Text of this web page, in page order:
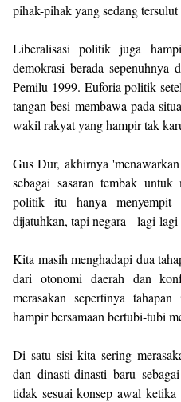
pihak-pihak yang sedang
Liberalisasi politik juga
demokrasi berada sepenuhnya
Pemilu 1999. Euforia politik
tangan besi membawa pada
wakil rakyat yang hampir tak
Gus Dur, akhirnya
sebagai sasaran tembak
politik itu hanya
dijatuhkan, tapi negara --lagi-
Kita masih menghadapi dua
dari otonomi daerah dan
merasakan sepertinya
hampir bersamaan bertubi-tubi
Di satu sisi kita sering
dan dinasti-dinasti baru
tidak sesuai konsep awal ketika